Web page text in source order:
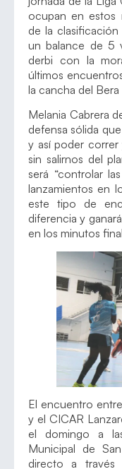
ocupan en estos
de la
un balance de 5
derbi con la
últimos
la cancha del Bera
Melania Cabrera
defensa sólida
y así poder
sin salirnos del
será “controlar
lanzamientos en
este tipo de
diferencia y
en los minutos
El encuentro
y el CICAR
el domingo a
Municipal de
directo a través